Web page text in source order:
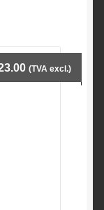
(TVA excl.)